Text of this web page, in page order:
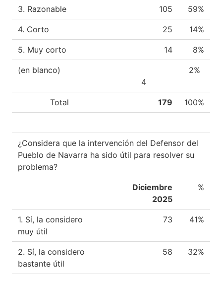
3. Razonable 105 59%
4. Corto 25 14%
5. Muy corto 14 8%
(en blanco)
4
2%
Total 179 100%
¿Considera que la intervención del Defensor del
Pueblo de Navarra ha sido útil para resolver su
problema?
Diciembre
2025
%
1. Sí, la considero
muy útil
73 41%
2. Sí, la considero
bastante útil
58 32%